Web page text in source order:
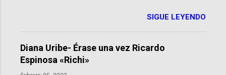
hackathon global que convierte tecnologías de la
Agencia Espacial Europea en soluciones prácticas para
la vida cotidiana. Este evento, organizado por el
Planetario de Bogotá del Idartes y la Universidad de los
Andes, reúne a expertos como el presidente de Airbus
SIGUE LEYENDO
Diana Uribe- Érase una vez Ricardo
Espinosa «Richi»